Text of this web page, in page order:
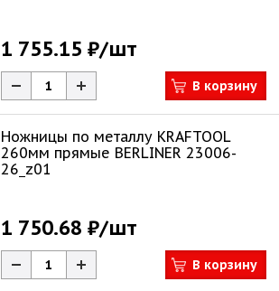
1 755.15 ₽/шт
В корзину
Ножницы по металлу KRAFTOOL
260мм прямые BERLINER 23006-
26_z01
1 750.68 ₽/шт
В корзину